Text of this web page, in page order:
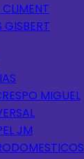
MIGUEL
JM